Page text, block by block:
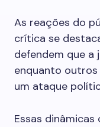
As reações do
crítica se
defendem que a
enquanto
um ataque
Essas